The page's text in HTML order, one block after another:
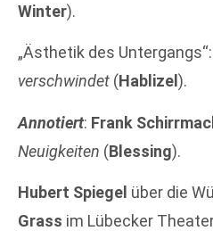
Winter).
„Ästhetik des Untergangs“:
verschwindet (Hablizel ).
Annotiert: Frank
Neuigkeiten (Blessing).
Hubert Spiegel über die
Grass im Lübecker